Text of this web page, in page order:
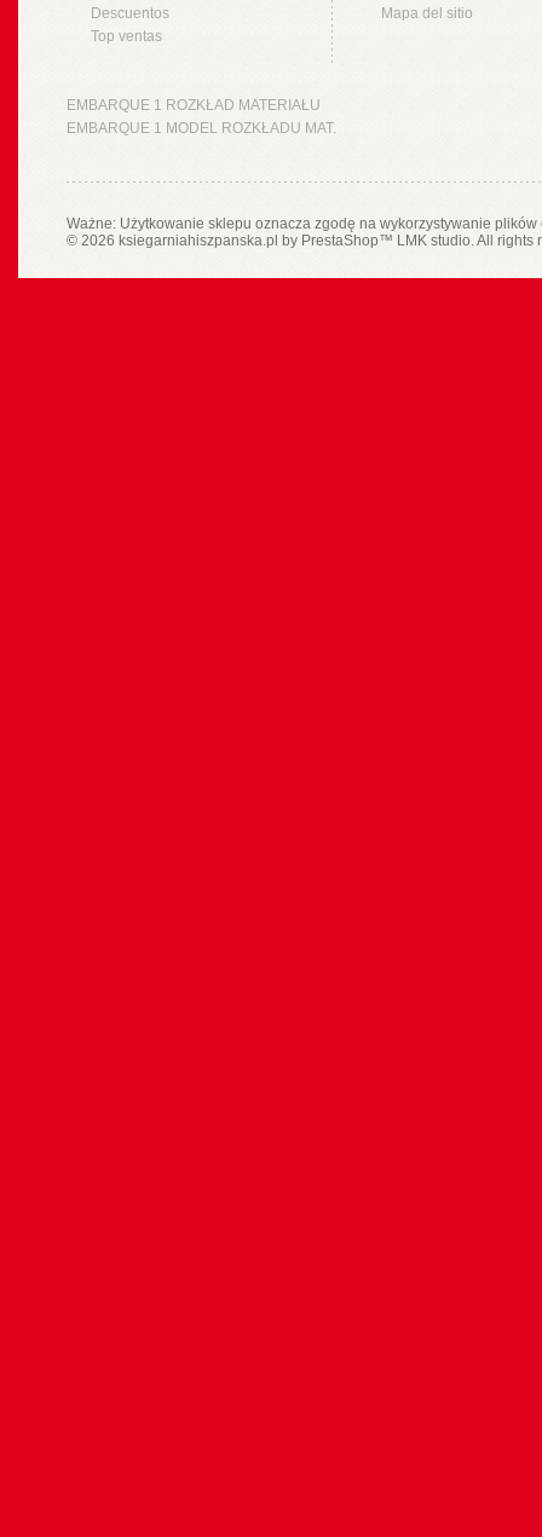
Descuentos
Top ventas
Mapa del sitio
EMBARQUE 1 ROZKŁAD MATERIAŁU
EMBARQUE 1 MODEL ROZKŁADU MAT.
Ważne: Użytkowanie sklepu oznacza zgodę na wykorzystywanie
© 2026 ksiegarniahiszpanska.pl by PrestaShop™ LMK studio. All rights